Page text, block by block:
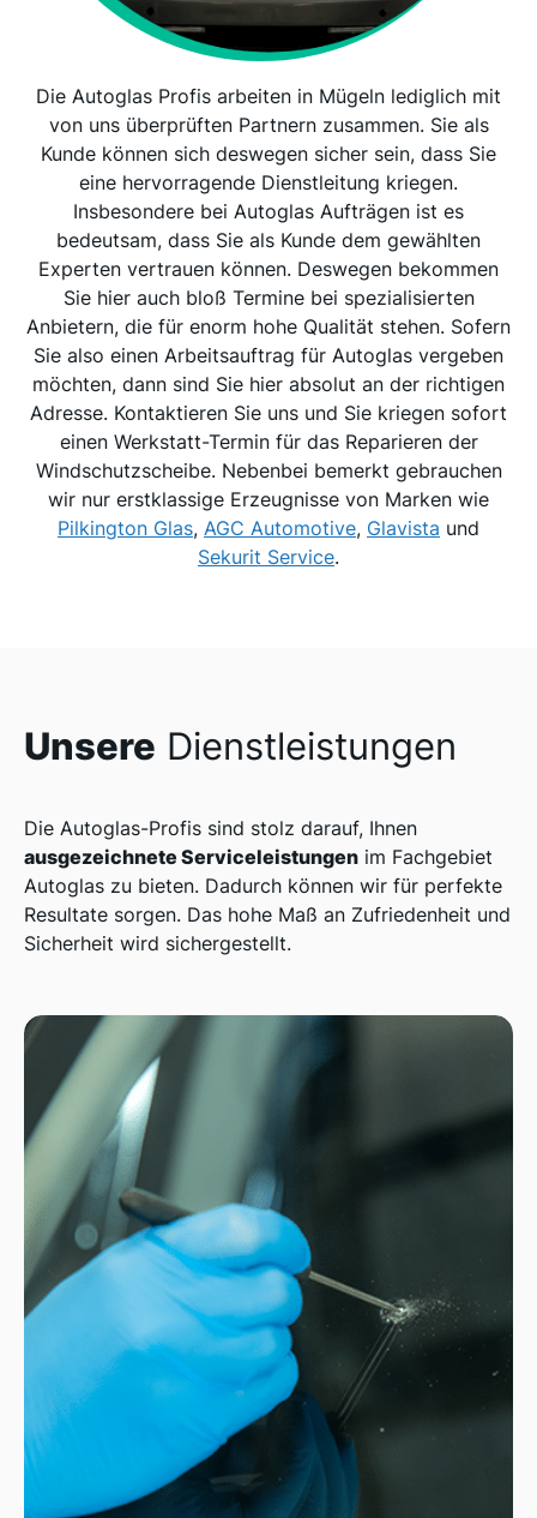
Die Autoglas Profis arbeiten in Mügeln lediglich mit
von uns überprüften Partnern zusammen. Sie als
Kunde können sich deswegen sicher sein, dass Sie
eine hervorragende Dienstleitung kriegen.
Insbesondere bei Autoglas Aufträgen ist es
bedeutsam, dass Sie als Kunde dem gewählten
Experten vertrauen können. Deswegen bekommen
Sie hier auch bloß Termine bei spezialisierten
Anbietern, die für enorm hohe Qualität stehen. Sofern
Sie also einen Arbeitsauftrag für Autoglas vergeben
möchten, dann sind Sie hier absolut an der richtigen
Adresse. Kontaktieren Sie uns und Sie kriegen sofort
einen Werkstatt-Termin für das Reparieren der
Windschutzscheibe. Nebenbei bemerkt gebrauchen
wir nur erstklassige Erzeugnisse von Marken wie
Pilkington Glas, AGC Automotive, Glavista und
Sekurit Service.
Unsere Dienstleistungen
Die Autoglas-Profis sind stolz darauf, Ihnen
ausgezeichnete Serviceleistungen im Fachgebiet
Autoglas zu bieten. Dadurch können wir für perfekte
Resultate sorgen. Das hohe Maß an Zufriedenheit und
Sicherheit wird sichergestellt.